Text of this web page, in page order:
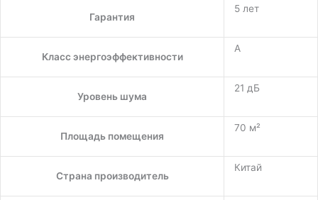
Гарантия
5 лет
Класс энергоэффективности
A
Уровень шума
21 дБ
Площадь помещения
70 м²
Страна производитель
Китай